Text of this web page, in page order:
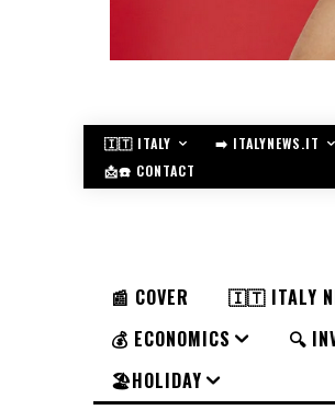
🇮🇹 ITALY ➡️ ITALYNEWS.IT
📩☎️ CONTACT
📰 COVER 🇮🇹 ITALY
💰 ECONOMICS
🔍
🏖️HOLIDAY